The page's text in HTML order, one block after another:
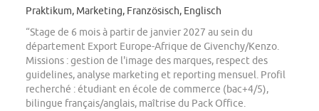
Praktikum, Marketing, Französisch, Englisch
“Stage de 6 mois à partir de janvier 2027 au sein du
département Export Europe-Afrique de Givenchy/Kenzo.
Missions : gestion de l'image des marques, respect des
guidelines, analyse marketing et reporting mensuel. Profil
recherché : étudiant en école de commerce (bac+4/5),
bilingue français/anglais, maîtrise du Pack Office.